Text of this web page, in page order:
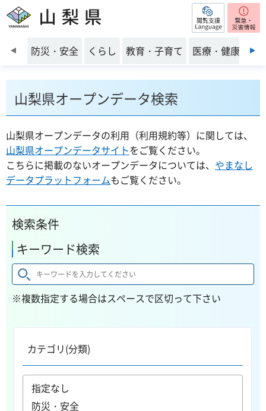
山梨県 閲覧支援
前のスライドを表示
防災・安全 くらし 教育・子育て 医療・健康・福
山梨県オープンデータ検索
山梨県オープンデータの利用（利用規約等）に関しては、
山梨県オープンデータサイトをご覧ください。
こちらに掲載のないオープンデータについては、 やまなし
データプラットフォームもご覧ください。
検索条件
キーワード検索
※複数指定する場合はスペースで区切って下さい
カテゴリ(分類)